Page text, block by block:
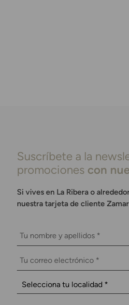
Suscríbete a la
promociones con
Si vives en La Ribera o
nuestra tarjeta de cliente